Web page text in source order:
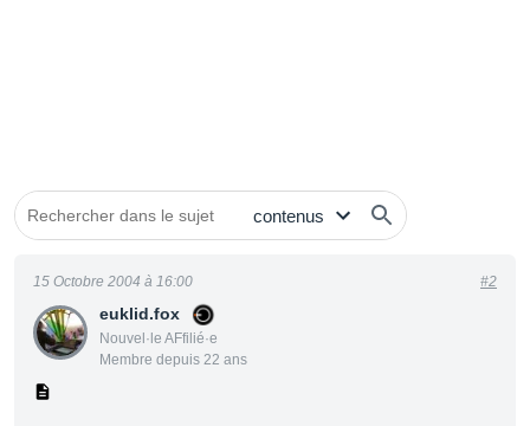
euklid.fox
Nouvel·le AFfilié·e
Membre depuis 22 ans
15 Octobre 2004 à 16:00 #2